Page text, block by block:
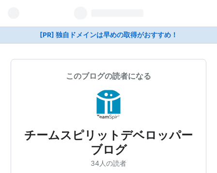
[PR] 独自ドメインは早めの取得がおすすめ！
このブログの読者になる
チームスピリットデベロッパー
ブログ
34人の読者